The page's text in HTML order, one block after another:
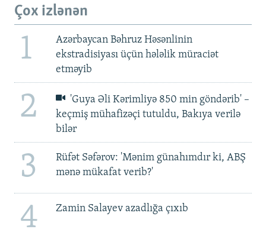
Çox izlənən
1
Azərbaycan Bəhruz Həsənlinin
ekstradisiyası üçün hələlik müraciət
etməyib
2
'Guya Əli Kərimliyə 850 min göndərib' –
keçmiş mühafizəçi tutuldu, Bakıya verilə
bilər
3
Rüfət Səfərov: 'Mənim günahımdır ki, ABŞ
mənə mükafat verib?'
4 Zamin Salayev azadlığa çıxıb